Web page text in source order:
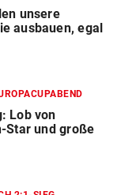
unsere
ausbauen, egal
Lob von
Star und große